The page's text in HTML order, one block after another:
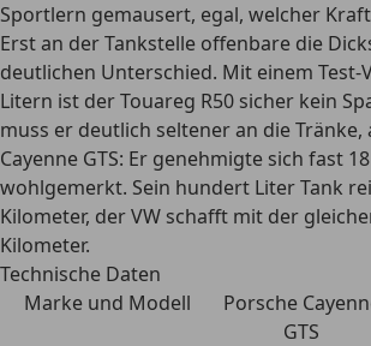
Sportlern gemausert, egal, welcher
Erst an der Tankstelle offenbare die
deutlichen Unterschied. Mit einem Test-
Litern ist der Touareg R50 sicher kein
muss er deutlich seltener an die Tränke,
Cayenne GTS: Er genehmigte sich fast
wohlgemerkt. Sein hundert Liter Tank
Kilometer, der VW schafft mit der
Kilometer.
Technische Daten
Marke und Modell
Porsche
GTS